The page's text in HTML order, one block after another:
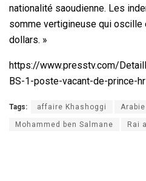
nationalité saoudienne. Les
somme vertigineuse qui
dollars. »
https://www.presstv.com/
BS-1-poste-vacant-de-prince-
Tags: affaire Khashoggi
Mohammed ben Salmane Rai